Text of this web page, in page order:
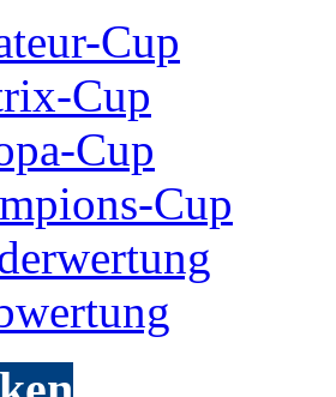
Cup
Cup
Cup
Cup